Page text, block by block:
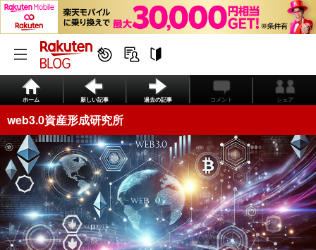
ホーム 新しい記事 過去の記事 コメント シェア
web3.0資産形成研究所